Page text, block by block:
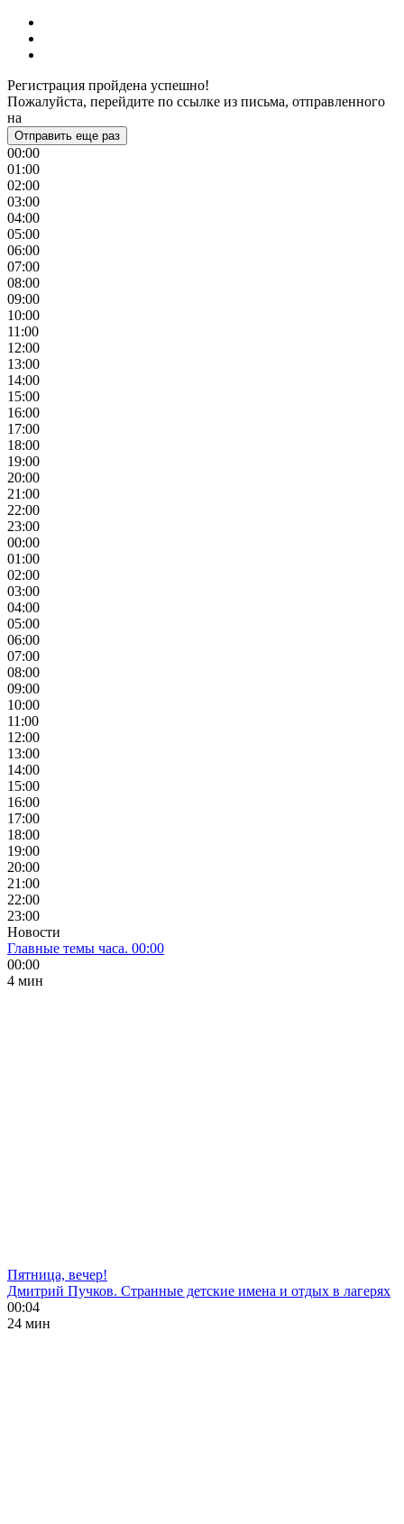
Регистрация пройдена успешно!
Пожалуйста, перейдите по ссылке из письма, отправленного
на
Отправить еще раз
00:00
01:00
02:00
03:00
04:00
05:00
06:00
07:00
08:00
09:00
10:00
11:00
12:00
13:00
14:00
15:00
16:00
17:00
18:00
19:00
20:00
21:00
22:00
23:00
00:00
01:00
02:00
03:00
04:00
05:00
06:00
07:00
08:00
09:00
10:00
11:00
12:00
13:00
14:00
15:00
16:00
17:00
18:00
19:00
20:00
21:00
22:00
23:00
Новости
Главные темы часа. 00:00
00:00
4 мин
Пятница, вечер!
Дмитрий Пучков. Странные детские имена и отдых в лагерях
00:04
24 мин